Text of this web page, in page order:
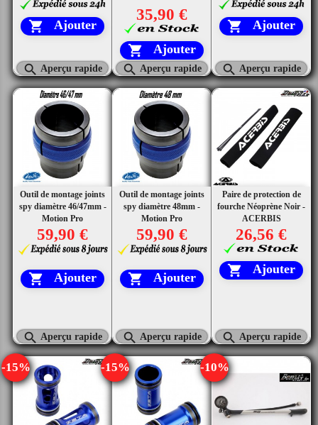
 Ajouter
 Aperçu rapide
35,90 €
 Ajouter
 Aperçu rapide
 Ajouter
 Aperçu rapide
Outil de montage joints
spy diamètre 46/47mm -
Motion Pro
59,90 €
 Ajouter
 Aperçu rapide
Outil de montage joints
spy diamètre 48mm -
Motion Pro
59,90 €
 Ajouter
 Aperçu rapide
Paire de protection de
fourche Néoprène Noir -
ACERBIS
26,56 €
 Ajouter
 Aperçu rapide
-15% -15% -10%